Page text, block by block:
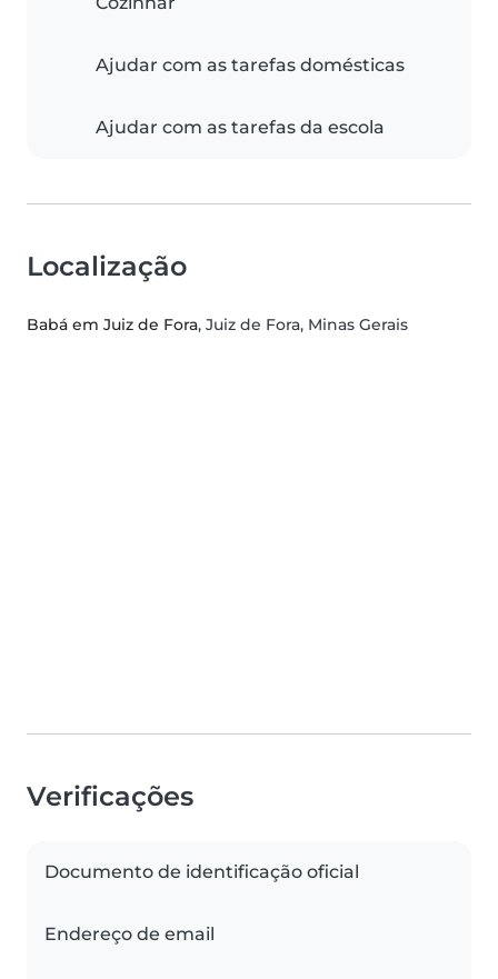
Ajudar com as tarefas domésticas
Ajudar com as tarefas da escola
Localização
Babá em Juiz de Fora, Juiz de Fora, Minas Gerais
Verificações
Documento de identificação oficial
Endereço de email